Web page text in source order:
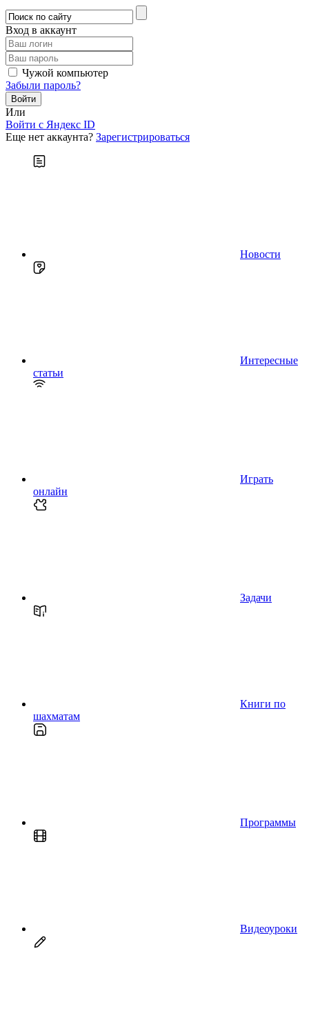
Вход в аккаунт
Чужой компьютер
Забыли пароль?
Или
Войти c Яндекс ID
Еще нет аккаунта? Зарегистрироваться
Новости
Интересные
статьи
Играть
онлайн
Задачи
Книги по
шахматам
Программы
Видеоуроки